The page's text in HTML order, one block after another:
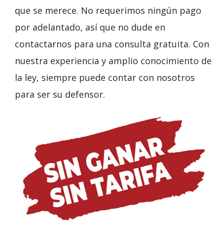
que se merece. No requerimos ningún pago
por adelantado, así que no dude en
contactarnos para una consulta gratuita. Con
nuestra experiencia y amplio conocimiento de
la ley, siempre puede contar con nosotros
para ser su defensor.